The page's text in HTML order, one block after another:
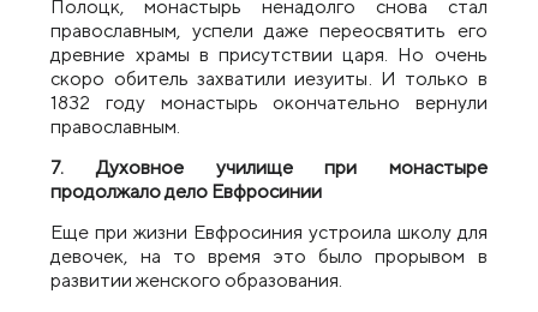
Полоцк, монастырь ненадолго снова стал
православным, успели даже переосвятить его
древние храмы в присутствии царя. Но очень
скоро обитель захватили иезуиты. И только в
1832 году монастырь окончательно вернули
православным.
7. Духовное училище при монастыре
продолжало дело Евфросинии
Еще при жизни Евфросиния устроила школу для
девочек, на то время это было прорывом в
развитии женского образования.